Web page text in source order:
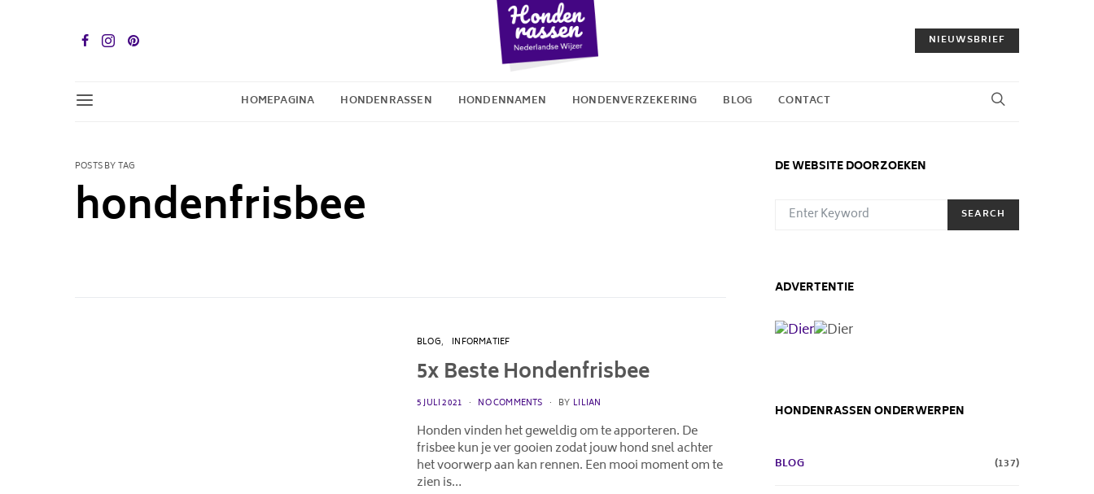
NIEUWSBRIEF
HOMEPAGINA HONDENRASSEN HONDENNAMEN HONDENVERZEKERING BLOG CONTACT
POSTS BY TAG
hondenfrisbee
BLOG INFORMATIEF
5x Beste Hondenfrisbee
POSTED
5 JULI 2021 NO COMMENTS BY LILIAN
Honden vinden het geweldig om te apporteren. De
frisbee kun je ver gooien zodat jouw hond snel achter
het voorwerp aan kan rennen. Een mooi moment om te
zien is…
DE WEBSITE DOORZOEKEN
SEARCH FOR:
SEARCH
ADVERTENTIE
HONDENRASSEN ONDERWERPEN
BLOG (137)